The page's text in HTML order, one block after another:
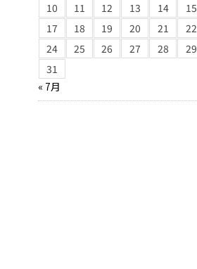
10
11 12 13 14 15
17
18 19 20 21 22
24
25 26 27 28 29
31
« 7月